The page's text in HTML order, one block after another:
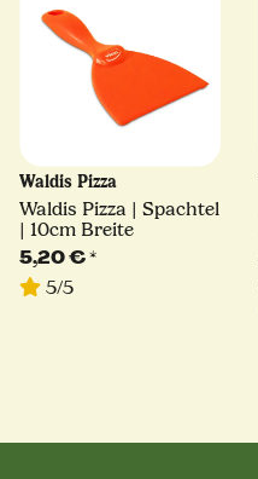
Waldis Pizza
Waldis Pizza | Spachtel
| 10cm Breite
5,20 €*
5/5